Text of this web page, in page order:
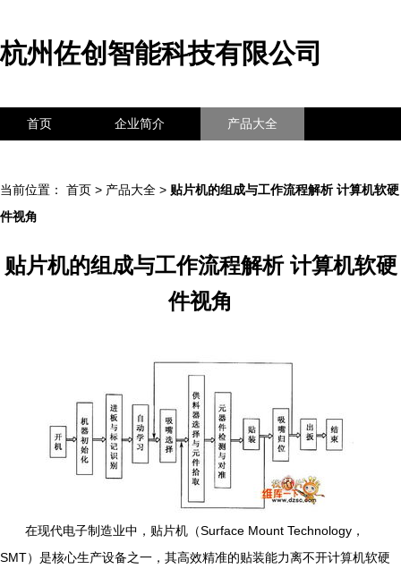
杭州佐创智能科技有限公司
首页 企业简介 产品大全
当前位置： 首页 > 产品大全 > 贴片机的组成与工作流程解析 计算机软硬
件视角
贴片机的组成与工作流程解析 计算机软硬
件视角
在现代电子制造业中，贴片机（Surface Mount Technology，
SMT）是核心生产设备之一，其高效精准的贴装能力离不开计算机软硬